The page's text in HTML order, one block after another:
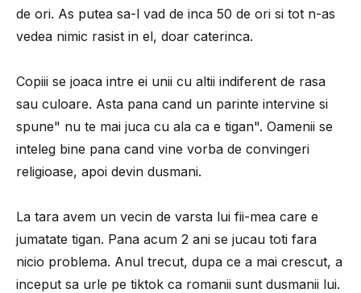
de ori. As putea sa-l vad de inca 50 de ori si tot n-as
vedea nimic rasist in el, doar caterinca.
Copiii se joaca intre ei unii cu altii indiferent de rasa
sau culoare. Asta pana cand un parinte intervine si
spune" nu te mai juca cu ala ca e tigan". Oamenii se
inteleg bine pana cand vine vorba de convingeri
religioase, apoi devin dusmani.
La tara avem un vecin de varsta lui fii-mea care e
jumatate tigan. Pana acum 2 ani se jucau toti fara
nicio problema. Anul trecut, dupa ce a mai crescut, a
inceput sa urle pe tiktok ca romanii sunt dusmanii lui.